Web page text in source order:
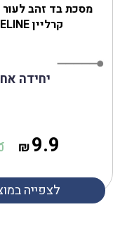
מסכת בד זהב לעור
קרליין CARELINE
יחידה
9.9
₪
לצפייה